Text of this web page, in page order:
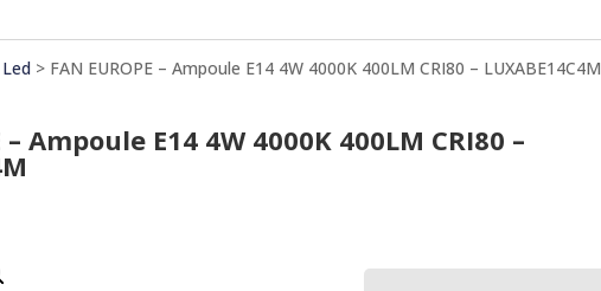
> FAN EUROPE – Ampoule E14 4W 4000K 400LM CRI80 – LUXABE14C4M
– Ampoule E14 4W 4000K 400LM CRI80 –